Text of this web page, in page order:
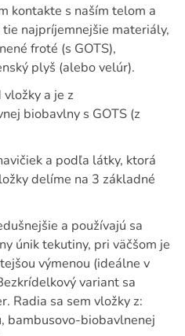
kontakte s naším telom a
najpríjemnejšie materiály,
froté (s GOTS),
plyš (alebo velúr).
a je z
biobavlny s GOTS (z
a podľa látky, ktorá
delíme na 3 základné
a používajú sa
únik tekutiny, pri väčšom je
výmenou (ideálne v
variant sa
Radia sa sem vložky z:
bambusovo-biobavlnenej